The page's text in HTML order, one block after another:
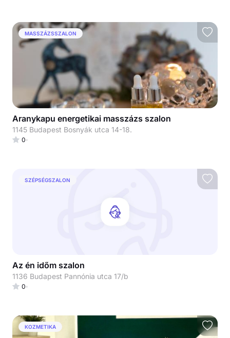
MASSZÁZSSZALON
Aranykapu energetikai masszázs szalon
1145 Budapest Bosnyák utca 14-18.
0
SZÉPSÉGSZALON
Az én időm szalon
1136 Budapest Pannónia utca 17/b
0
KOZMETIKA